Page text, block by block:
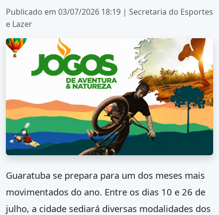
Publicado em 03/07/2026 18:19 | Secretaria do Esportes
e Lazer
Guaratuba se prepara para um dos meses mais
movimentados do ano. Entre os dias 10 e 26 de
julho, a cidade sediará diversas modalidades dos